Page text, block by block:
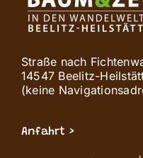
Straße nach
14547 Beelitz-
(keine
Anfahrt >